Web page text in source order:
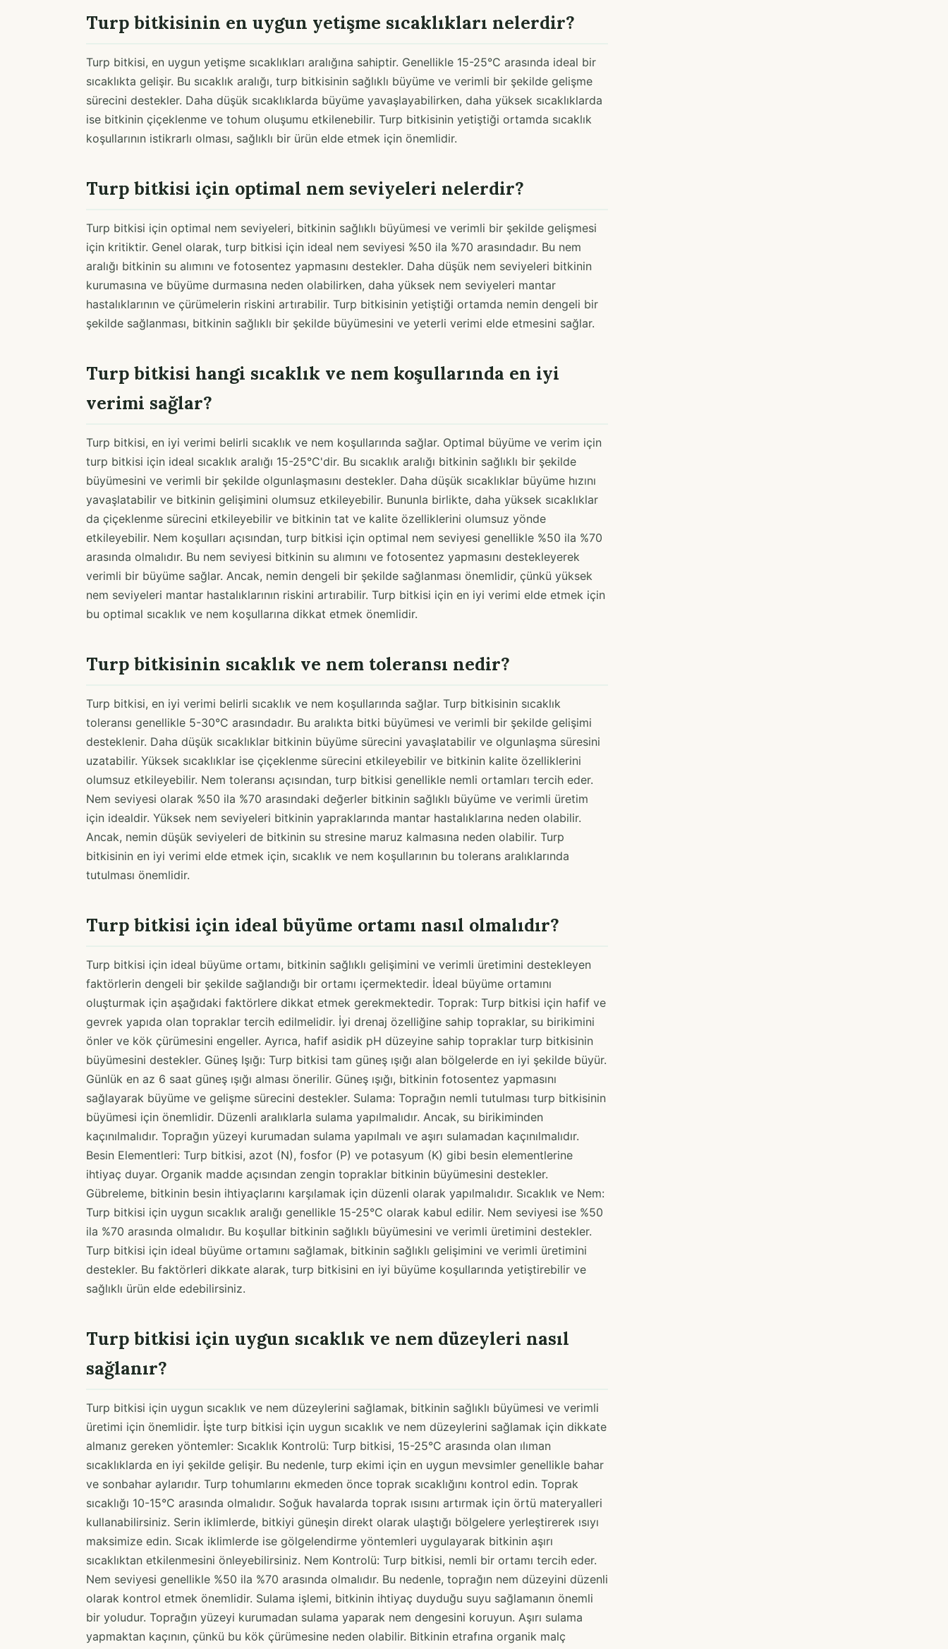
Turp bitkisinin en uygun yetişme sıcaklıkları nelerdir?
Turp bitkisi, en uygun yetişme sıcaklıkları aralığına sahiptir. Genellikle 15-25°C arasında ideal bir
sıcaklıkta gelişir. Bu sıcaklık aralığı, turp bitkisinin sağlıklı büyüme ve verimli bir şekilde gelişme
sürecini destekler. Daha düşük sıcaklıklarda büyüme yavaşlayabilirken, daha yüksek sıcaklıklarda
ise bitkinin çiçeklenme ve tohum oluşumu etkilenebilir. Turp bitkisinin yetiştiği ortamda sıcaklık
koşullarının istikrarlı olması, sağlıklı bir ürün elde etmek için önemlidir.
Turp bitkisi için optimal nem seviyeleri nelerdir?
Turp bitkisi için optimal nem seviyeleri, bitkinin sağlıklı büyümesi ve verimli bir şekilde gelişmesi
için kritiktir. Genel olarak, turp bitkisi için ideal nem seviyesi %50 ila %70 arasındadır. Bu nem
aralığı bitkinin su alımını ve fotosentez yapmasını destekler. Daha düşük nem seviyeleri bitkinin
kurumasına ve büyüme durmasına neden olabilirken, daha yüksek nem seviyeleri mantar
hastalıklarının ve çürümelerin riskini artırabilir. Turp bitkisinin yetiştiği ortamda nemin dengeli bir
şekilde sağlanması, bitkinin sağlıklı bir şekilde büyümesini ve yeterli verimi elde etmesini sağlar.
Turp bitkisi hangi sıcaklık ve nem koşullarında en iyi
verimi sağlar?
Turp bitkisi, en iyi verimi belirli sıcaklık ve nem koşullarında sağlar. Optimal büyüme ve verim için
turp bitkisi için ideal sıcaklık aralığı 15-25°C'dir. Bu sıcaklık aralığı bitkinin sağlıklı bir şekilde
büyümesini ve verimli bir şekilde olgunlaşmasını destekler. Daha düşük sıcaklıklar büyüme hızını
yavaşlatabilir ve bitkinin gelişimini olumsuz etkileyebilir. Bununla birlikte, daha yüksek sıcaklıklar
da çiçeklenme sürecini etkileyebilir ve bitkinin tat ve kalite özelliklerini olumsuz yönde
etkileyebilir. Nem koşulları açısından, turp bitkisi için optimal nem seviyesi genellikle %50 ila %70
arasında olmalıdır. Bu nem seviyesi bitkinin su alımını ve fotosentez yapmasını destekleyerek
verimli bir büyüme sağlar. Ancak, nemin dengeli bir şekilde sağlanması önemlidir, çünkü yüksek
nem seviyeleri mantar hastalıklarının riskini artırabilir. Turp bitkisi için en iyi verimi elde etmek için
bu optimal sıcaklık ve nem koşullarına dikkat etmek önemlidir.
Turp bitkisinin sıcaklık ve nem toleransı nedir?
Turp bitkisi, en iyi verimi belirli sıcaklık ve nem koşullarında sağlar. Turp bitkisinin sıcaklık
toleransı genellikle 5-30°C arasındadır. Bu aralıkta bitki büyümesi ve verimli bir şekilde gelişimi
desteklenir. Daha düşük sıcaklıklar bitkinin büyüme sürecini yavaşlatabilir ve olgunlaşma süresini
uzatabilir. Yüksek sıcaklıklar ise çiçeklenme sürecini etkileyebilir ve bitkinin kalite özelliklerini
olumsuz etkileyebilir. Nem toleransı açısından, turp bitkisi genellikle nemli ortamları tercih eder.
Nem seviyesi olarak %50 ila %70 arasındaki değerler bitkinin sağlıklı büyüme ve verimli üretim
için idealdir. Yüksek nem seviyeleri bitkinin yapraklarında mantar hastalıklarına neden olabilir.
Ancak, nemin düşük seviyeleri de bitkinin su stresine maruz kalmasına neden olabilir. Turp
bitkisinin en iyi verimi elde etmek için, sıcaklık ve nem koşullarının bu tolerans aralıklarında
tutulması önemlidir.
Turp bitkisi için ideal büyüme ortamı nasıl olmalıdır?
Turp bitkisi için ideal büyüme ortamı, bitkinin sağlıklı gelişimini ve verimli üretimini destekleyen
faktörlerin dengeli bir şekilde sağlandığı bir ortamı içermektedir. İdeal büyüme ortamını
oluşturmak için aşağıdaki faktörlere dikkat etmek gerekmektedir. Toprak: Turp bitkisi için hafif ve
gevrek yapıda olan topraklar tercih edilmelidir. İyi drenaj özelliğine sahip topraklar, su birikimini
önler ve kök çürümesini engeller. Ayrıca, hafif asidik pH düzeyine sahip topraklar turp bitkisinin
büyümesini destekler. Güneş Işığı: Turp bitkisi tam güneş ışığı alan bölgelerde en iyi şekilde büyür.
Günlük en az 6 saat güneş ışığı alması önerilir. Güneş ışığı, bitkinin fotosentez yapmasını
sağlayarak büyüme ve gelişme sürecini destekler. Sulama: Toprağın nemli tutulması turp bitkisinin
büyümesi için önemlidir. Düzenli aralıklarla sulama yapılmalıdır. Ancak, su birikiminden
kaçınılmalıdır. Toprağın yüzeyi kurumadan sulama yapılmalı ve aşırı sulamadan kaçınılmalıdır.
Besin Elementleri: Turp bitkisi, azot (N), fosfor (P) ve potasyum (K) gibi besin elementlerine
ihtiyaç duyar. Organik madde açısından zengin topraklar bitkinin büyümesini destekler.
Gübreleme, bitkinin besin ihtiyaçlarını karşılamak için düzenli olarak yapılmalıdır. Sıcaklık ve Nem:
Turp bitkisi için uygun sıcaklık aralığı genellikle 15-25°C olarak kabul edilir. Nem seviyesi ise %50
ila %70 arasında olmalıdır. Bu koşullar bitkinin sağlıklı büyümesini ve verimli üretimini destekler.
Turp bitkisi için ideal büyüme ortamını sağlamak, bitkinin sağlıklı gelişimini ve verimli üretimini
destekler. Bu faktörleri dikkate alarak, turp bitkisini en iyi büyüme koşullarında yetiştirebilir ve
sağlıklı ürün elde edebilirsiniz.
Turp bitkisi için uygun sıcaklık ve nem düzeyleri nasıl
sağlanır?
Turp bitkisi için uygun sıcaklık ve nem düzeylerini sağlamak, bitkinin sağlıklı büyümesi ve verimli
üretimi için önemlidir. İşte turp bitkisi için uygun sıcaklık ve nem düzeylerini sağlamak için dikkate
almanız gereken yöntemler: Sıcaklık Kontrolü: Turp bitkisi, 15-25°C arasında olan ılıman
sıcaklıklarda en iyi şekilde gelişir. Bu nedenle, turp ekimi için en uygun mevsimler genellikle bahar
ve sonbahar aylarıdır. Turp tohumlarını ekmeden önce toprak sıcaklığını kontrol edin. Toprak
sıcaklığı 10-15°C arasında olmalıdır. Soğuk havalarda toprak ısısını artırmak için örtü materyalleri
kullanabilirsiniz. Serin iklimlerde, bitkiyi güneşin direkt olarak ulaştığı bölgelere yerleştirerek ısıyı
maksimize edin. Sıcak iklimlerde ise gölgelendirme yöntemleri uygulayarak bitkinin aşırı
sıcaklıktan etkilenmesini önleyebilirsiniz. Nem Kontrolü: Turp bitkisi, nemli bir ortamı tercih eder.
Nem seviyesi genellikle %50 ila %70 arasında olmalıdır. Bu nedenle, toprağın nem düzeyini düzenli
olarak kontrol etmek önemlidir. Sulama işlemi, bitkinin ihtiyaç duyduğu suyu sağlamanın önemli
bir yoludur. Toprağın yüzeyi kurumadan sulama yaparak nem dengesini koruyun. Aşırı sulama
yapmaktan kaçının, çünkü bu kök çürümesine neden olabilir. Bitkinin etrafına organik malç